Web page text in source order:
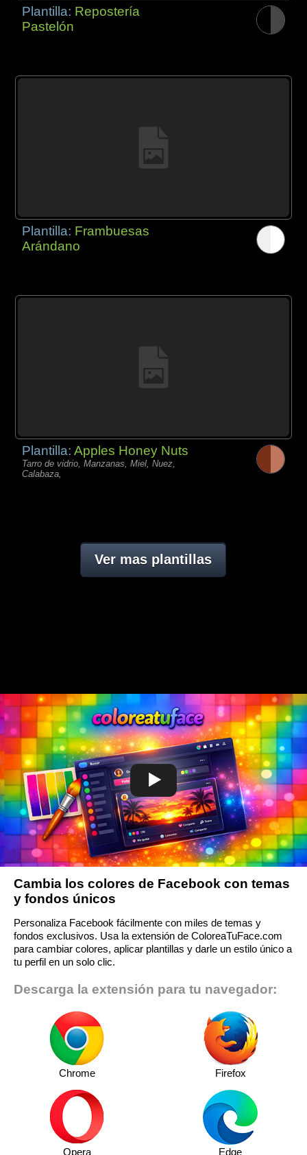
Plantilla: Repostería
Pastelón
Plantilla: Frambuesas
Arándano
Plantilla:Apples Honey Nuts
Tarro de vidrio, Manzanas, Miel, Nuez,
Calabaza,
Ver mas plantillas
Cambia los colores de Facebook con temas
y fondos únicos
Personaliza Facebook fácilmente con miles de temas y
fondos exclusivos. Usa la extensión de ColoreaTuFace.com
para cambiar colores, aplicar plantillas y darle un estilo único a
tu perfil en un solo clic.
Descarga la extensión para tu navegador:
Chrome Firefox
Opera Edge